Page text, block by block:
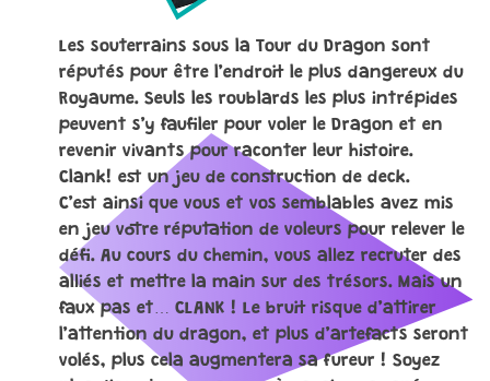
Les souterrains sous la Tour du Dragon sont
réputés pour être l’endroit le plus dangereux du
Royaume. Seuls les roublards les plus intrépides
peuvent s’y faufiler pour voler le Dragon et en
revenir vivants pour raconter leur histoire.
Clank! est un jeu de construction de deck.
C’est ainsi que vous et vos semblables avez mis
en jeu votre réputation de voleurs pour relever le
défi. Au cours du chemin, vous allez recruter des
alliés et mettre la main sur des trésors. Mais un
faux pas et… CLANK ! Le bruit risque d’attirer
l’attention du dragon, et plus d’artefacts seront
volés, plus cela augmentera sa fureur ! Soyez